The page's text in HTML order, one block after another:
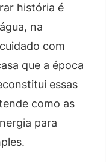
história é
na
com
que a época
essas
como as
para